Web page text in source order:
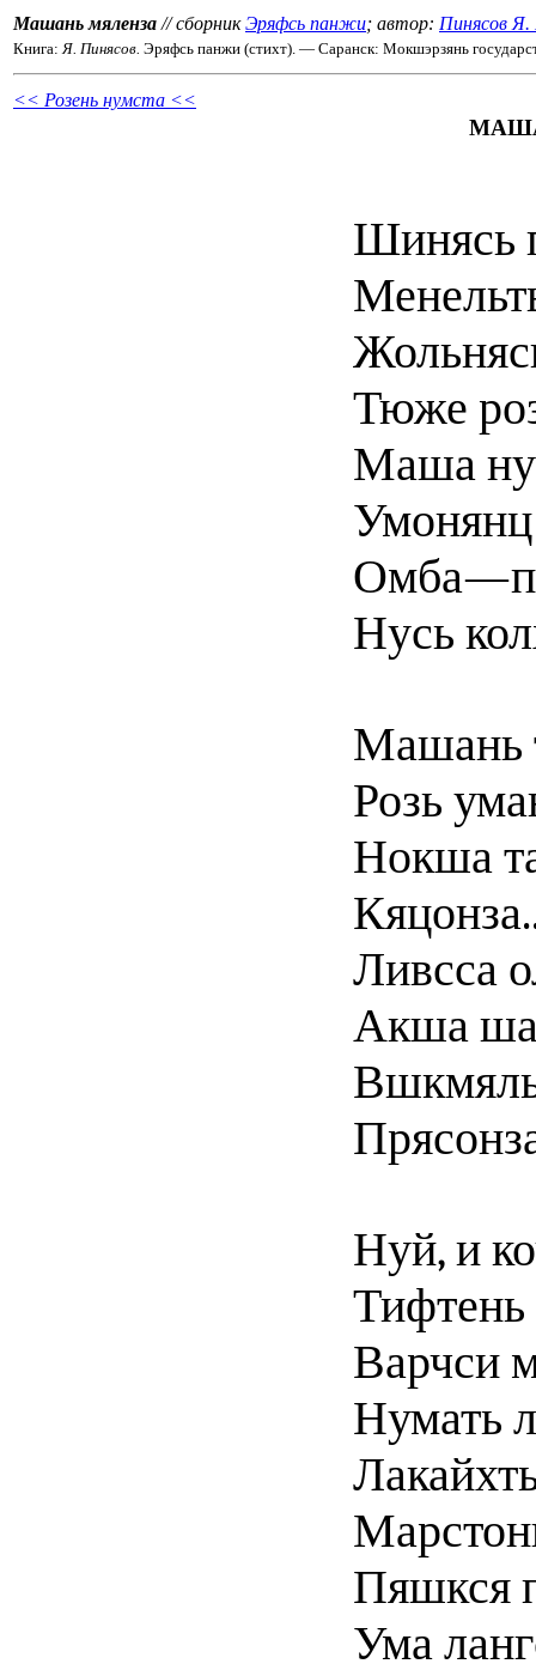
Машань мяленза // сборникЭряфсь панжи; автор: Пинясов
Книга:Я. Пинясов. Эряфсь панжи (стихт). — Саранск: Мокшэрзянь
<< Розень нумста <<
Шинясь
Тюже
Маша
Умонянц
Нусь
Машань
Розь
Нокша
Ливсса
Акша
Нуй, и
Тифтень
Варчси
Нумать
Пяшкся
Ума